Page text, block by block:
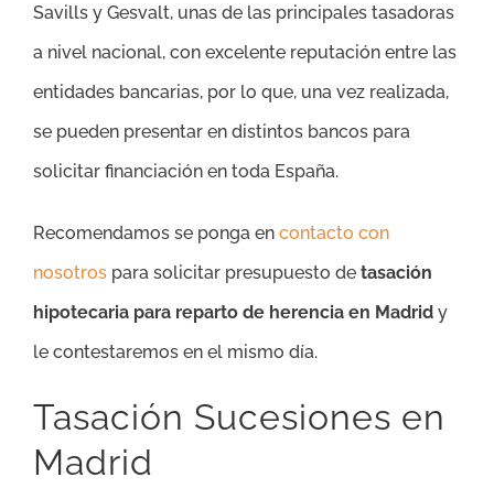
Savills y Gesvalt, unas de las principales tasadoras
a nivel nacional, con excelente reputación entre las
entidades bancarias, por lo que, una vez realizada,
se pueden presentar en distintos bancos para
solicitar financiación en toda España.
Recomendamos se ponga en contacto con
nosotros para solicitar presupuesto de tasación
hipotecaria para reparto de herencia en Madrid y
le contestaremos en el mismo día.
Tasación Sucesiones en
Madrid